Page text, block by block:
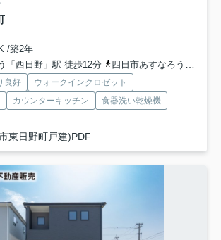
/築2年
「西日野」駅 徒歩12分
四日市あすなろう「日永」駅 徒歩14分
良好
ウォークインクロゼット
カウンターキッチン 食器洗い乾燥機
東日野町戸建)PDF